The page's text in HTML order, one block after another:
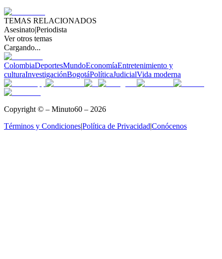
TEMAS RELACIONADOS
Asesinato|Periodista
Ver otros temas
Cargando...
ColombiaDeportesMundoEconomíaEntretenimiento y
culturaInvestigaciónBogotáPolíticaJudicialVida moderna
Copyright © – Minuto60 – 2026
Términos y Condiciones|Política de Privacidad|Conócenos